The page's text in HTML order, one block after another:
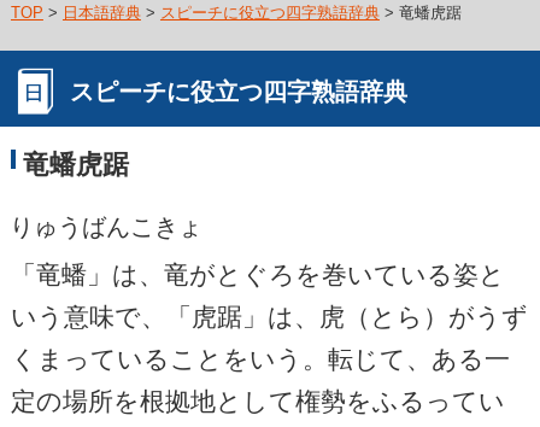
TOP > 日本語辞典> スピーチに役立つ四字熟語辞典> 竜蟠虎踞
スピーチに役立つ四字熟語辞典
竜蟠虎踞
りゅうばんこきょ
「竜蟠」は、竜がとぐろを巻いている姿と
いう意味で、「虎踞」は、虎（とら）がうず
くまっていることをいう。転じて、ある一
定の場所を根拠地として権勢をふるってい